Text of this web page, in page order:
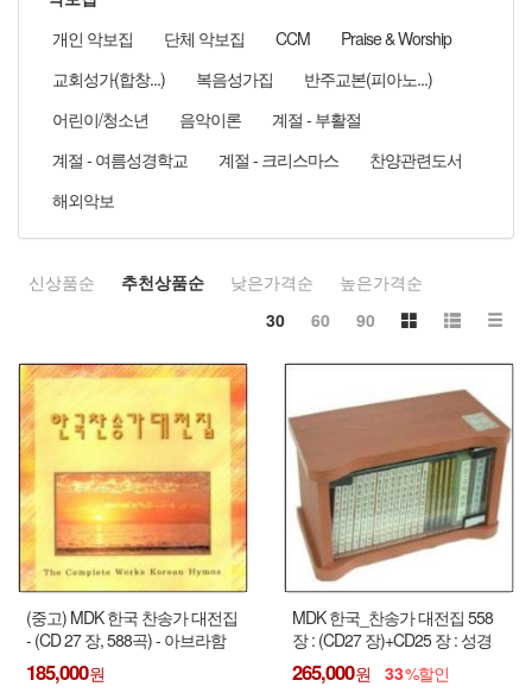
개인 악보집
단체 악보집 CCM
Praise & Worship
교회성가(합창...)
복음성가집
반주교본(피아노...)
어린이/청소년
음악이론
계절 - 부활절
계절 - 여름성경학교
계절 - 크리스마스
찬양관련도서
해외악보
신상품순 추천상품순 낮은가격순
높은가격순
30
60 90
(중고) MDK 한국 찬송가 대전집
- (CD 27 장, 588곡) - 아브라함
한국 찬송가 대전집 (CD 25 장,
588장) : 내용 같음 !!!
185,000
MDK 한국_찬송가 대전집 558
장 : (CD27 장)+CD25 장 : 성경
정독신구약 MP3 개역한글판 한
글낭독(10CD), 태교음악 5CD,
265,000 33